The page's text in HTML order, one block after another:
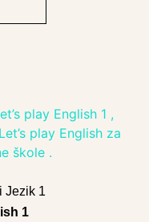
Jezik 1
1